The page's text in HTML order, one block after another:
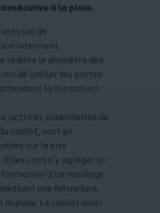
à la plaie.
de
intervient,
réduire le diamètre des
de limiter les pertes
attendant la formation
actrices essentielles de
caillot, sont en
sur le site
vont s’y agréger et
d’un maillage
une fermeture
la plaie. Le caillot ainsi